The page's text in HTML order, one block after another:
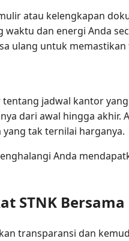
atau kelengkapan
dan energi Anda
ulang untuk memastikan
jadwal kantor
dari awal hingga
tak ternilai harganya.
Anda
STNK
transparansi dan